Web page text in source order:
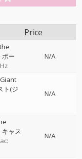
Price
ポー
N/A
ト(ジ
N/A
キャス
N/A